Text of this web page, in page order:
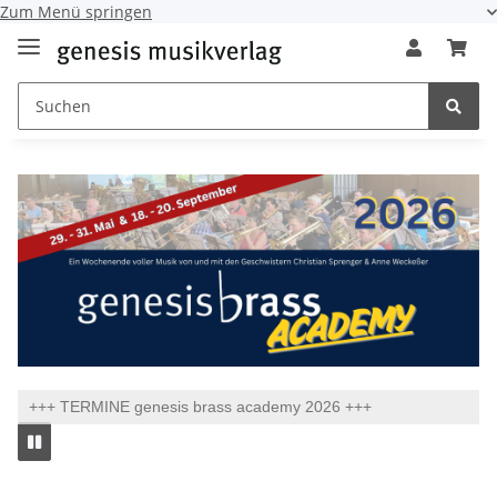
Zum Menü springen
+++ TERMINE genesis brass academy 2026 +++